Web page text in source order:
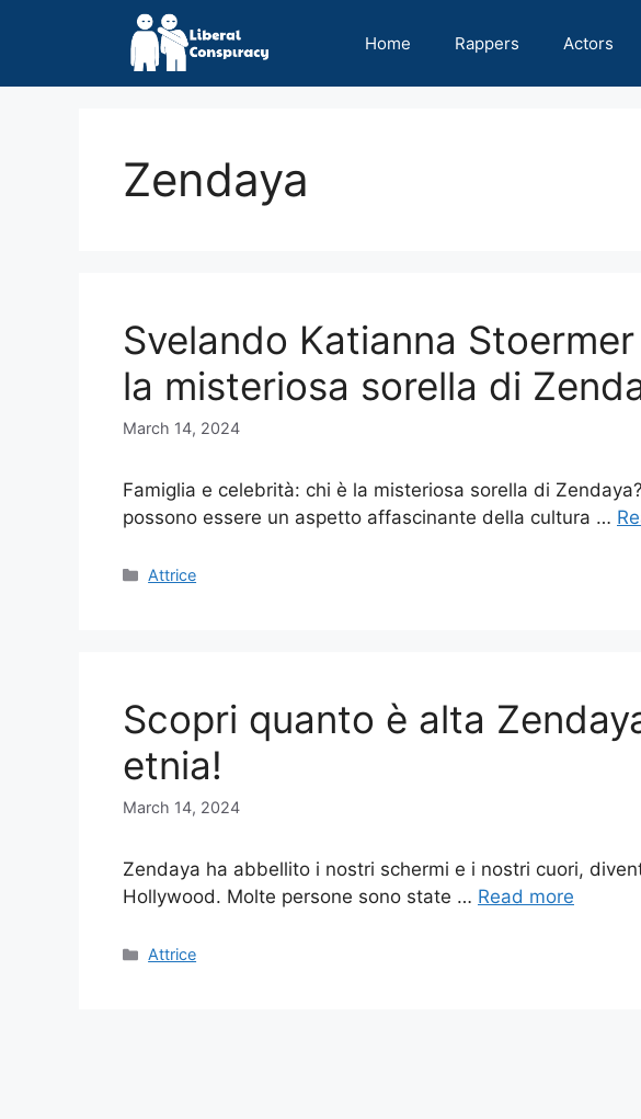
Home Rappers Actors
Zendaya
Svelando Katianna
la misteriosa sorella di
March 14, 2024
Famiglia e celebrità: chi è la misteriosa sorella di
possono essere un aspetto affascinante della cultura …
Categories
Attrice
Scopri quanto è alta
etnia!
March 14, 2024
Zendaya ha abbellito i nostri schermi e i nostri cuori,
Hollywood. Molte persone sono state … Read more
Categories
Attrice